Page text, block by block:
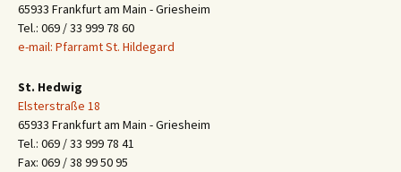
65933 Frankfurt am Main - Griesheim
Tel.: 069 / 33 999 78 60
e-mail: Pfarramt St. Hildegard
St. Hedwig
Elsterstraße 18
65933 Frankfurt am Main - Griesheim
Tel.: 069 / 33 999 78 41
Fax: 069 / 38 99 50 95